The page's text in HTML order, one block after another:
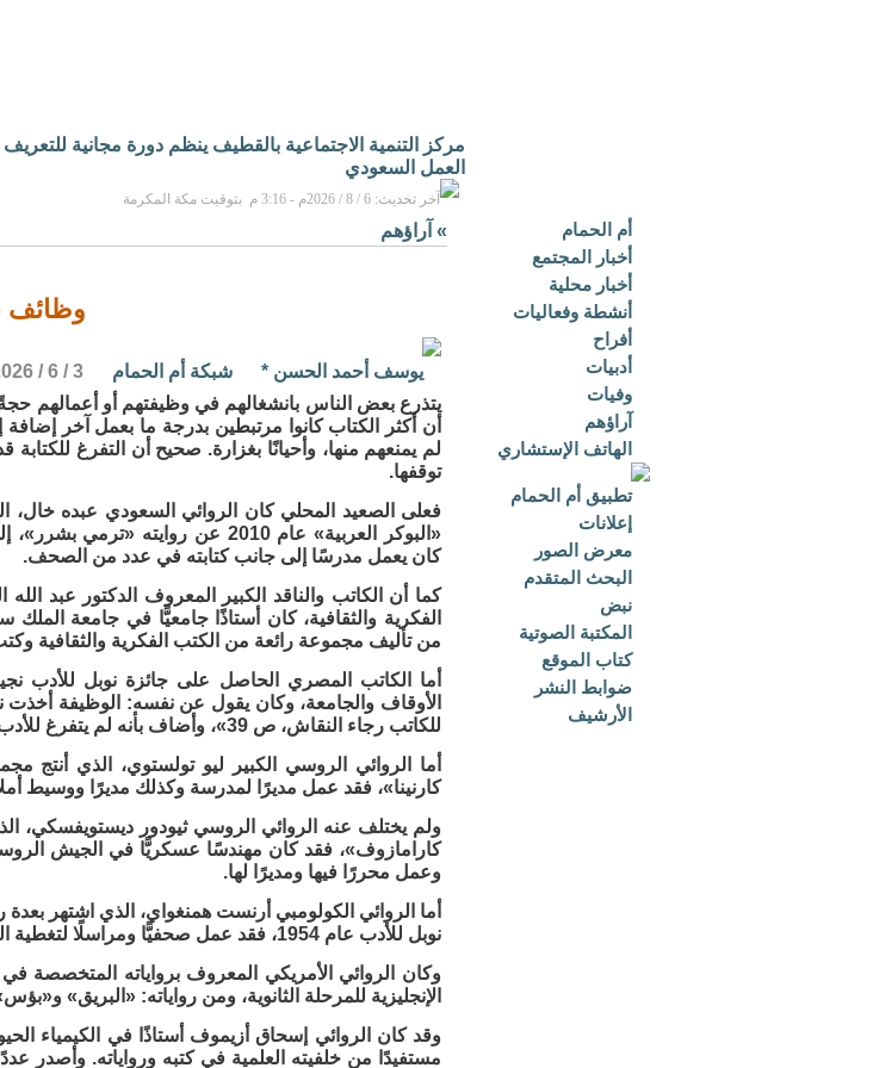
مركز التنمية الاجتماعية بالقطيف ينظم دورة مجانية
العمل السعودي
آخر تحديث: 6 / 8 / 2026م - 3:16 م بتوقيت مكة المكرمة
أم الحمام
أخبار المجتمع
أخبار محلية
أنشطة وفعاليات
أفراح
أدبيات
وفيات
آراؤهم
الهاتف الإستشاري
تطبيق أم الحمام
إعلانات
معرض الصور
البحث المتقدم
نبض
المكتبة الصوتية
كتاب الموقع
ضوابط النشر
الأرشيف
» آراؤهم
وظائف
يوسف أحمد الحسن * شبكة أم الحمام
3 / 6 / 2026م - 6:51 ص
يتذرع بعض الناس بانشغالهم في وظيفتهم أو أعمالهم حجةً
أن أكثر الكتاب كانوا مرتبطين بدرجة ما بعمل آخر إضافة
لم يمنعهم منها، وأحيانًا بغزارة. صحيح أن التفرغ للكتابة
توقفها.
فعلى الصعيد المحلي كان الروائي السعودي عبده خال،
«البوكر العربية» عام 2010 عن
كان يعمل مدرسًا إلى جانب كتابته في عدد من الصحف.
كما أن الكاتب والناقد الكبير المعروف الدكتور عبد
الفكرية والثقافية، كان أستاذًا جامعيًّا في جامعة
من تأليف مجموعة رائعة من الكتب الفكرية والثقافية
أما الكاتب المصري الحاصل على جائزة نوبل
للكاتب رجاء النقاش، ص 39»، وأضاف بأنه لم يتفرغ للأدب كليًّا في مصر سوى العقاد «المصدر السابق».
أما الروائي الروسي الكبير ليو تولستوي، الذي أنتج
كارنينا»، فقد عمل مديرًا لمدرسة وكذلك مديرًا ووسيط
ولم يختلف عنه الروائي الروسي ثيودور ديستويفسكي،
كارامازوف»، فقد كان مهندسًا عسكريًّا في الجيش
وعمل محررًا فيها ومديرًا لها.
أما الروائي الكولومبي أرنست همنغواي، الذي اشتهر
نوبل للأدب عام 1954، فقد عمل صحفيًّا ومراسلًا لتغطية الحروب، منها الحرب العالمية الثانية.
وكان الروائي الأمريكي المعروف برواياته المتخصصة
الإنجليزية للمرحلة الثانوية، ومن رواياته: «البريق»
وقد كان الروائي إسحاق أزيموف أستاذًا في الكيمياء
مستفيدًا من خلفيته العلمية في كتبه ورواياته. وأصدر